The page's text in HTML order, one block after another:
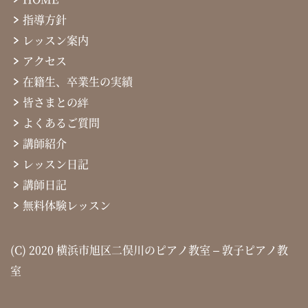
指導方針
レッスン案内
アクセス
在籍生、卒業生の実績
皆さまとの絆
よくあるご質問
講師紹介
レッスン日記
講師日記
無料体験レッスン
(C) 2020 横浜市旭区二俣川のピアノ教室 – 敦子ピアノ教
室